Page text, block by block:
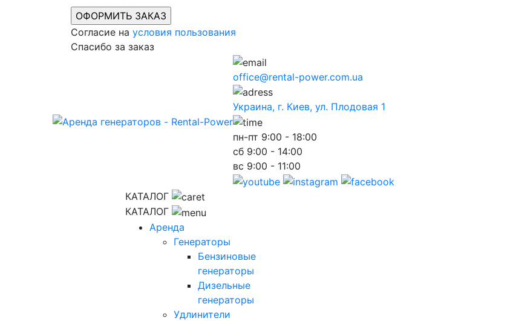
Согласие на условия пользования
Спасибо за заказ
office@rental-power.com.ua
Украина, г. Киев, ул. Плодовая 1
пн-пт 9:00 - 18:00
сб 9:00 - 14:00
вс 9:00 - 11:00
КАТАЛОГ
КАТАЛОГ
Аренда
Генераторы
Бензиновые
генераторы
Дизельные
генераторы
Удлинители